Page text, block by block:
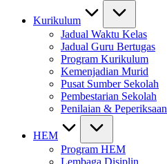
Kurikulum
Jadual Waktu Kelas
Jadual Guru Bertugas
Program Kurikulum
Kemenjadian Murid
Pusat Sumber Sekolah
Pembestarian Sekolah
Penilaian & Peperiksaan
HEM
Program HEM
Lembaga Disiplin